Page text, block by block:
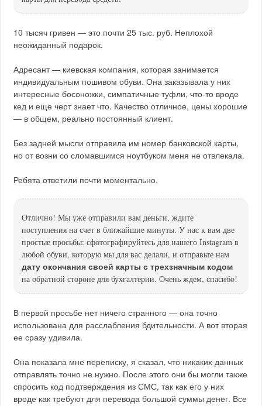
10 тысяч гривен — это почти 25 тыс. руб. Неплохой
неожиданный подарок.
Адресант — киевская компания, которая занимается
индивидуальным пошивом обуви. Она заказывала у них
интересные босоножки, симпатичные туфли, что-то вроде
кед и еще черт знает что. Качество отличное, цены хорошие
— в общем, реально постоянный клиент.
Без задней мысли отправила им номер банковской карты,
но от возни со сломавшимся ноутбуком меня не отвлекала.
Ребята ответили почти моментально.
Отлично! Мы уже отправили вам деньги, ждите
поступления на счет в ближайшие минуты. У нас к вам две
простые просьбы: сфотографируйтесь для нашего Instagram в
любой обуви, которую мы для вас делали, и отправьте нам
дату окончания своей карты с трехзначным кодом
на обратной стороне для бухгалтерии. Очень ждем, спасибо!
В первой просьбе нет ничего странного — она точно
использована для расслабления бдительности. А вот вторая
ее сразу удивила.
Она показала мне переписку, я сказал, что никаких данных
отправлять точно не нужно. После этого они бы могли также
спросить код подтверждения из СМС, так как его у них
вроде как требуют для перевода большой суммы денег. Все